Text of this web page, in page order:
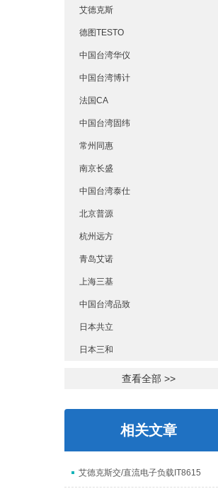
艾德克斯
德图TESTO
中国台湾华仪
中国台湾博计
法国CA
中国台湾固纬
常州同惠
南京长盛
中国台湾泰仕
北京普源
杭州远方
青岛艾诺
上海三基
中国台湾品致
日本共立
日本三和
查看全部 >>
相关文章
艾德克斯交/直流电子负载IT8615